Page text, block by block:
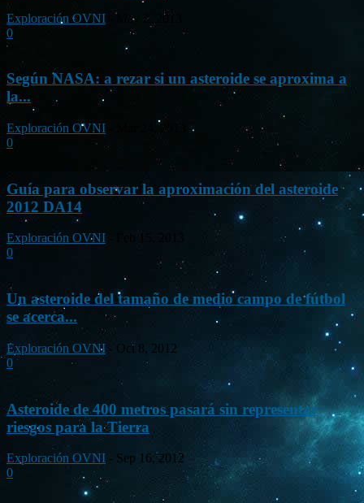
Exploración OVNI
May 3, 2013
0
Según NASA: a rezar si un asteroide se aproxima a
la...
Exploración OVNI
Mar 24, 2013
0
Guía para observar la aproximación del asteroide
2012 DA14
Exploración OVNI
0
Un asteroide del tamaño de medio campo de fútbol
se acerca...
Exploración OVNI - Oct 8, 2012
0
Asteroide de 400 metros pasará sin representar
riesgos para la Tierra
Exploración OVNI - Sep 16, 2012
0